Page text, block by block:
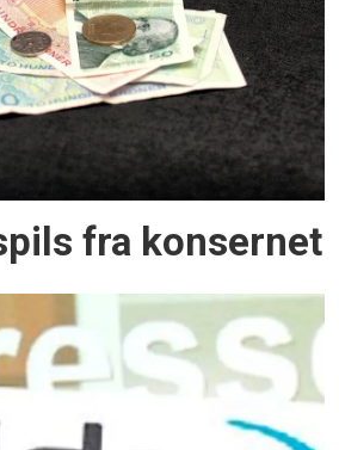
fra konsernet